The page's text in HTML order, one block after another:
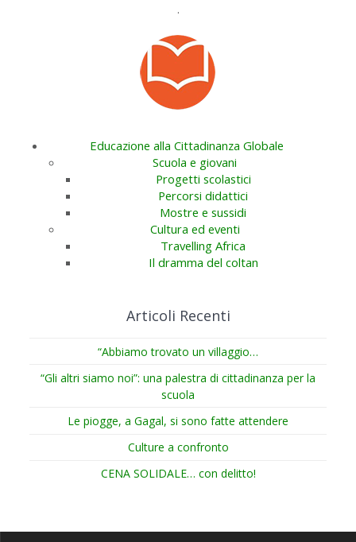
.
Educazione alla Cittadinanza Globale
Scuola e giovani
Progetti scolastici
Percorsi didattici
Mostre e sussidi
Cultura ed eventi
Travelling Africa
Il dramma del coltan
Articoli Recenti
“Abbiamo trovato un villaggio…
“Gli altri siamo noi”: una palestra di cittadinanza per la
scuola
Le piogge, a Gagal, si sono fatte attendere
Culture a confronto
CENA SOLIDALE… con delitto!